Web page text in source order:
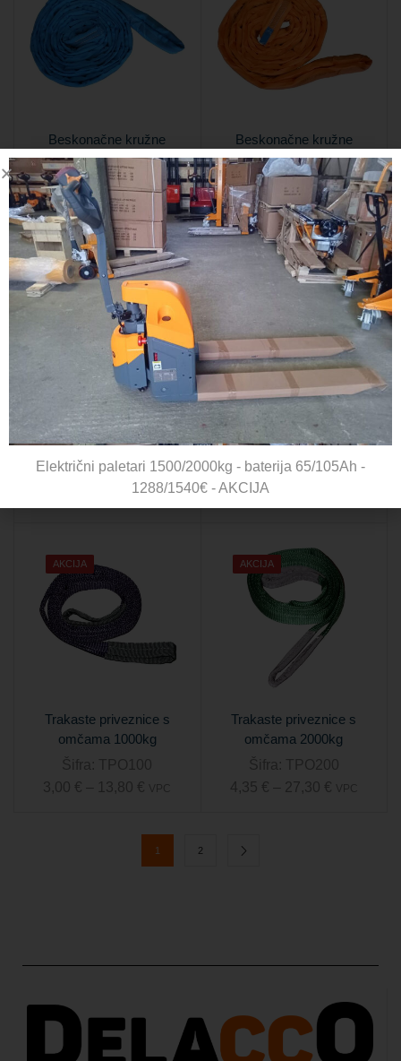
Beskonačne kružne
priveznice 8000kg
Šifra: BKP80
16,58€–81,38
Beskonačne kružne
priveznice 10000kg
Šifra:BKP100
30,00€–155,25€ VPC
AKCIJA
Beskonačne kružne
priveznice 15 tona
Šifra: BKP150
171,30€
Beskonačne kružne
priveznice 20 tona
Šifra:BKP200
80,40€–
AKCIJA
Trakaste priveznice s
omčama 1000kg
3,00 € – 13,80 €
AKCIJA
Trakaste priveznice s
omčama 2000kg
4,35 € – 27,30 €
1 2
Električni paletari 1500/2000kg - baterija 65/105Ah -
1288/1540€ - AKCIJA